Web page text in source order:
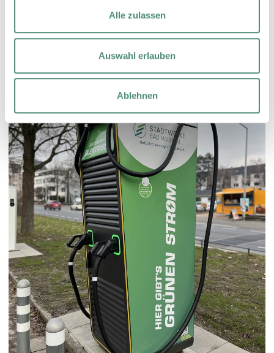
Alle zulassen
Auswahl erlauben
Ablehnen